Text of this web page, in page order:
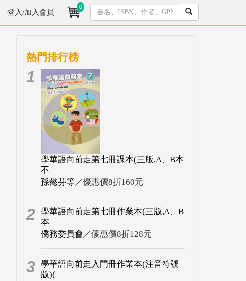
登入/加入會員
0
熱門排行榜
1
學華語向前走第七冊課本(三版,A、B本
不
孫懿芬等／優惠價8折160元
2 學華語向前走第七冊作業本(三版,A、B
本
僑務委員會 ／優惠價8折128元
3 學華語向前走入門冊作業本(注音符號
版)(